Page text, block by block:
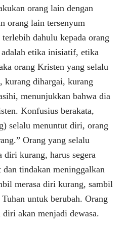
orang lain dengan
orang lain tersenyum
dahulu kepada orang
etika inisiatif, etika
orang Kristen yang selalu
kurang dihargai, kurang
menunjukkan bahwa dia
Konfusius berakata,
selalu menuntut diri, orang
Orang yang selalu
diri kurang, harus segera
dan tindakan meninggalkan
merasa diri kurang, sambil
untuk berubah. Orang
akan menjadi dewasa.